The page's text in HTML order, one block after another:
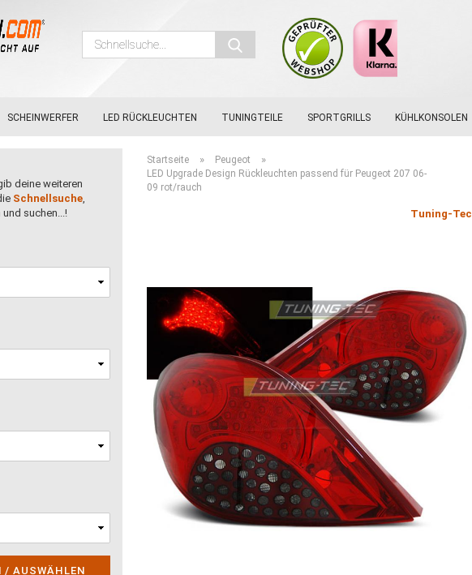
Schnellsuche...
SCHEINWERFER LED RÜCKLEUCHTEN TUNINGTEILE SPORTGRILLS KÜHLKONSOLEN
Startseite » Peugeot »
LED Upgrade Design Rückleuchten passend für Peugeot 207 06-
09 rot/rauch
Tuning-Tec
deine weiteren
Schnellsuche,
suchen...!
/ AUSWÄHLEN